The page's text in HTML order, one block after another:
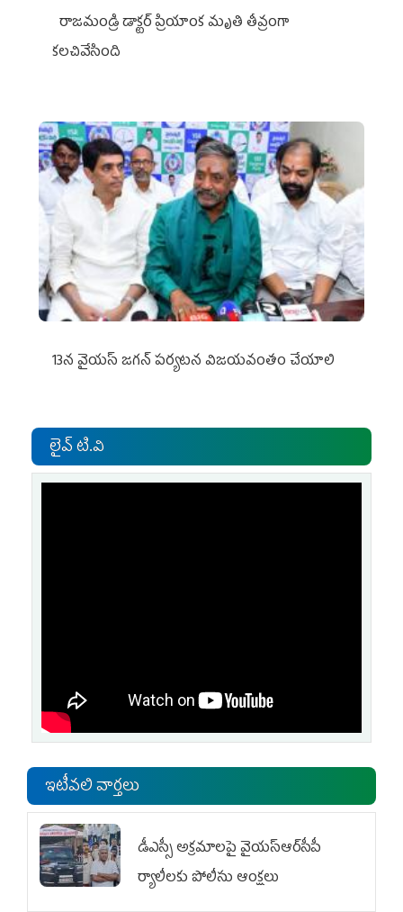
రాజమండ్రి డాక్టర్‌ ప్రియాంక మృతి తీవ్రంగా
కలచివేసింది
13న వైయస్‌ జగన్‌ పర్యటన విజయవంతం చేయాలి
లైవ్ టి.వి
ఇటీవలి వార్తలు
డీఎస్సీ అక్రమాలపై వైయ‌స్ఆర్‌సీపీ
ర్యాలీలకు పోలీసు ఆంక్షలు